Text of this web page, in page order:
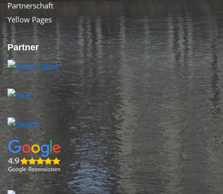
Partnerschaft
Yellow Pages
Partner